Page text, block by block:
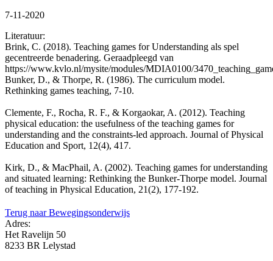
7-11-2020
Literatuur:
Brink, C. (2018). Teaching games for Understanding als spel
gecentreerde benadering. Geraadpleegd van
https://www.kvlo.nl/mysite/modules/MDIA0100/
Bunker, D., & Thorpe, R. (1986). The curriculum model.
Rethinking games teaching, 7-10.
Clemente, F., Rocha, R. F., & Korgaokar, A. (2012). Teaching
physical education: the usefulness of the teaching games for
understanding and the constraints-led approach. Journal of Physical
Education and Sport, 12(4), 417.
Kirk, D., & MacPhail, A. (2002). Teaching games for understanding
and situated learning: Rethinking the Bunker-Thorpe model. Journal
of teaching in Physical Education, 21(2), 177-192.
Terug naar Bewegingsonderwijs
Adres:
Het Ravelijn 50
8233 BR Lelystad